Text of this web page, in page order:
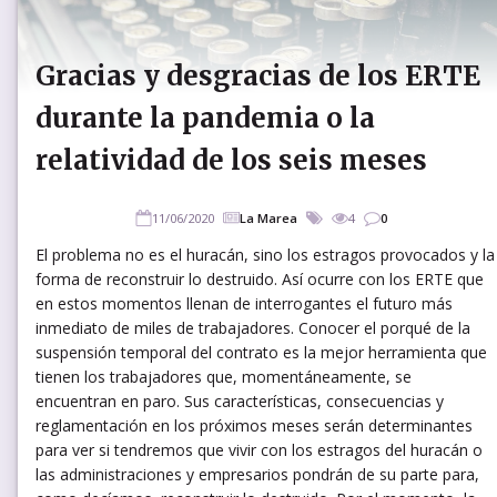
Gracias y desgracias de los ERTE
durante la pandemia o la
relatividad de los seis meses
11/06/2020 La Marea 4 0
El problema no es el huracán, sino los estragos provocados y la
forma de reconstruir lo destruido. Así ocurre con los ERTE que
en estos momentos llenan de interrogantes el futuro más
inmediato de miles de trabajadores. Conocer el porqué de la
suspensión temporal del contrato es la mejor herramienta que
tienen los trabajadores que, momentáneamente, se
encuentran en paro. Sus características, consecuencias y
reglamentación en los próximos meses serán determinantes
para ver si tendremos que vivir con los estragos del huracán o
las administraciones y empresarios pondrán de su parte para,